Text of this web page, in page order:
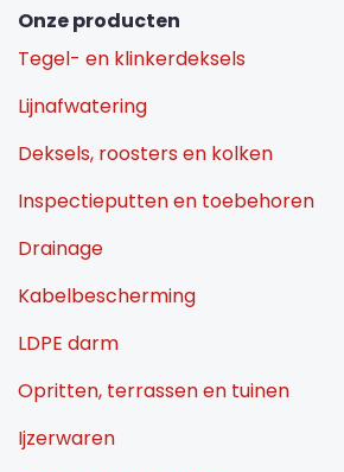
Onze producten
Tegel- en klinkerdeksels
Lijnafwatering
Deksels, roosters en kolken
Inspectieputten en toebehoren
Drainage
Kabelbescherming
LDPE darm
Opritten, terrassen en tuinen
Ijzerwaren